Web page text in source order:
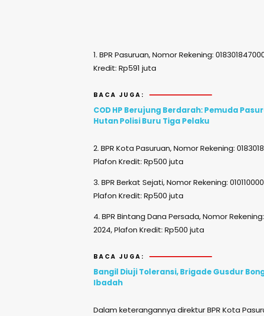
1. BPR Pasuruan, Nomor Rekening:
Kredit: Rp591 juta
BACA JUGA:
COD HP Berujung Berdarah: Pemuda
Hutan Polisi Buru Tiga Pelaku
2. BPR Kota Pasuruan, Nomor Rekening:
Plafon Kredit: Rp500 juta
3. BPR Berkat Sejati, Nomor Rekening:
Plafon Kredit: Rp500 juta
4. BPR Bintang Dana Persada, Nomor
2024, Plafon Kredit: Rp500 juta
BACA JUGA:
Bangil Diuji Toleransi, Brigade Gusdur
Ibadah
Dalam keterangannya direktur BPR Kota